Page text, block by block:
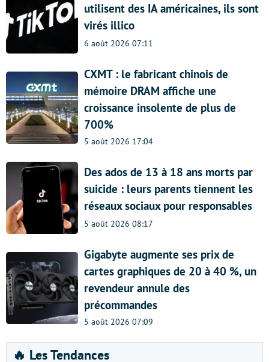
utilisent des IA américaines, ils sont
virés illico
6 août 2026 07:11
CXMT : le fabricant chinois de
mémoire DRAM affiche une
croissance insolente de plus de
700%
5 août 2026 17:04
Des ados de 13 à 18 ans morts par
suicide : leurs parents tiennent les
réseaux sociaux pour responsables
5 août 2026 08:17
Gigabyte augmente ses prix de
cartes graphiques de 20 à 40 %, un
revendeur annule des
précommandes
5 août 2026 07:09
🔥 Les Tendances